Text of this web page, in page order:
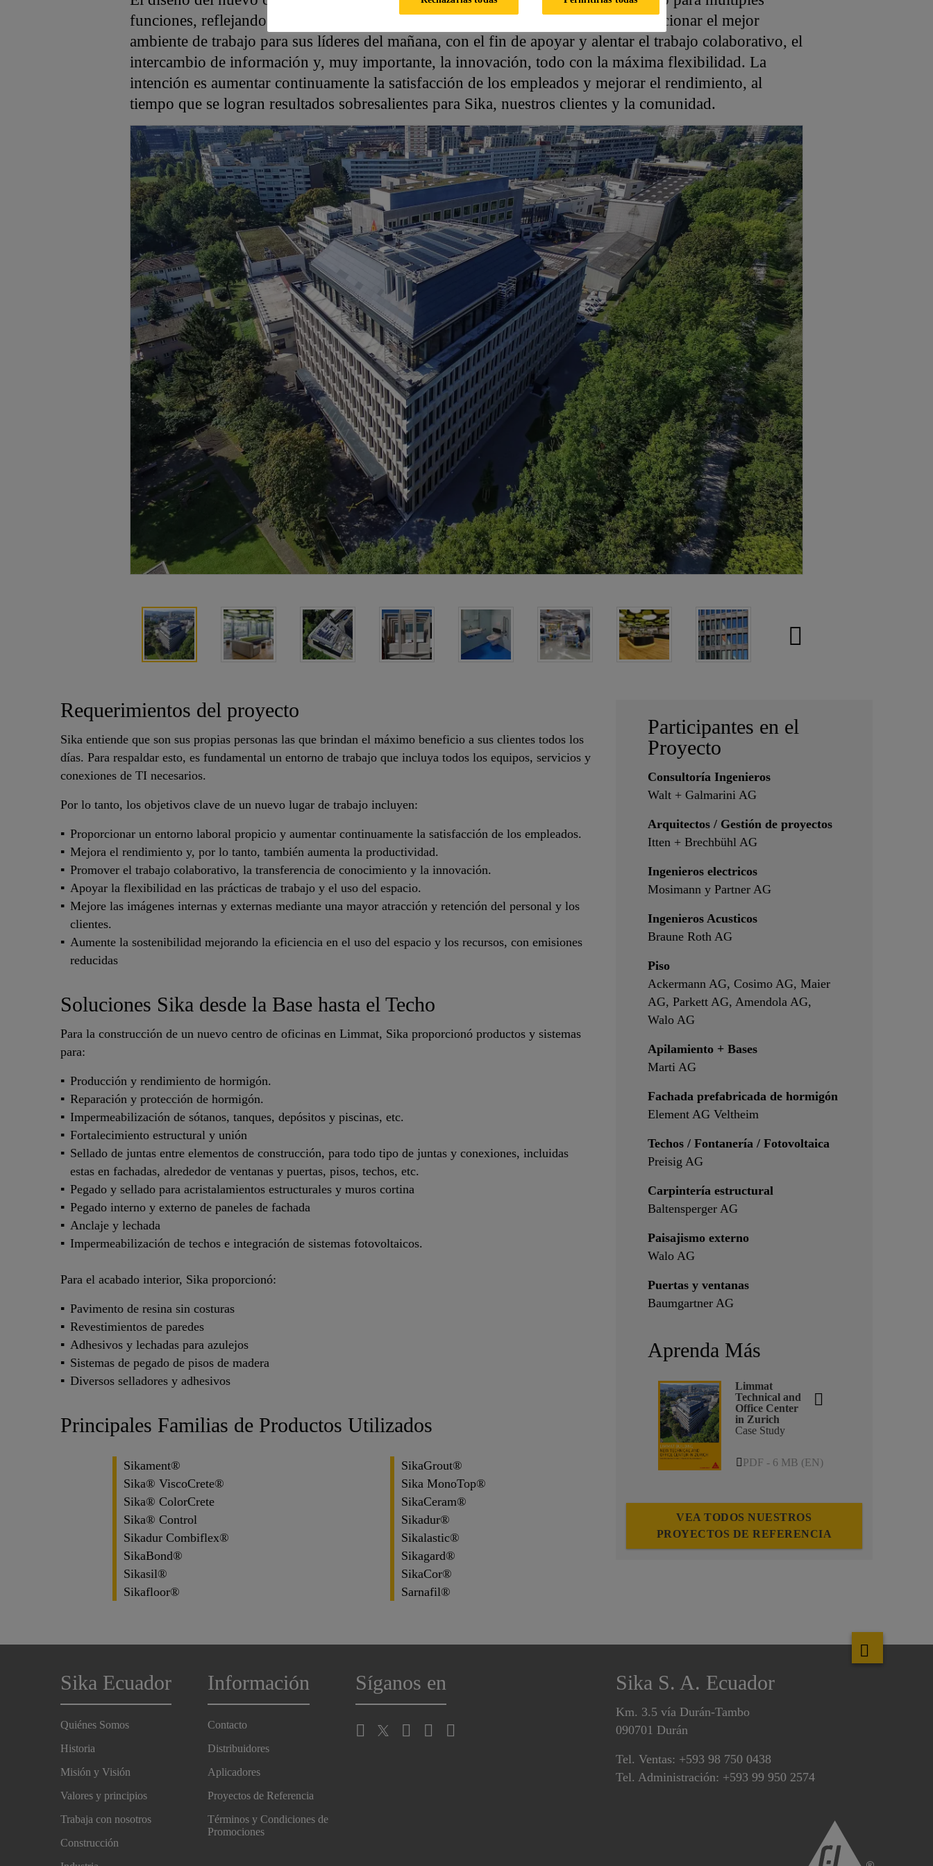
funciones, reflejando los valores y las fortalezas de la empresa. Sika quería proporcionar el mejor
ambiente de trabajo para sus líderes del mañana, con el fin de apoyar y alentar el trabajo colaborativo, el
intercambio de información y, muy importante, la innovación, todo con la máxima flexibilidad. La
intención es aumentar continuamente la satisfacción de los empleados y mejorar el rendimiento, al
tiempo que se logran resultados sobresalientes para Sika, nuestros clientes y la comunidad.
Requerimientos del proyecto
Sika entiende que son sus propias personas las que brindan el máximo beneficio a sus clientes todos los
días. Para respaldar esto, es fundamental un entorno de trabajo que incluya todos los equipos, servicios y
conexiones de TI necesarios.
Por lo tanto, los objetivos clave de un nuevo lugar de trabajo incluyen:
Proporcionar un entorno laboral propicio y aumentar continuamente la satisfacción de los empleados.
Mejora el rendimiento y, por lo tanto, también aumenta la productividad.
Promover el trabajo colaborativo, la transferencia de conocimiento y la innovación.
Apoyar la flexibilidad en las prácticas de trabajo y el uso del espacio.
Mejore las imágenes internas y externas mediante una mayor atracción y retención del personal y los
clientes.
Aumente la sostenibilidad mejorando la eficiencia en el uso del espacio y los recursos, con emisiones
reducidas
Soluciones Sika desde la Base hasta el Techo
Para la construcción de un nuevo centro de oficinas en Limmat, Sika proporcionó productos y sistemas
para:
Producción y rendimiento de hormigón.
Reparación y protección de hormigón.
Impermeabilización de sótanos, tanques, depósitos y piscinas, etc.
Fortalecimiento estructural y unión
Sellado de juntas entre elementos de construcción, para todo tipo de juntas y conexiones, incluidas
estas en fachadas, alrededor de ventanas y puertas, pisos, techos, etc.
Pegado y sellado para acristalamientos estructurales y muros cortina
Pegado interno y externo de paneles de fachada
Anclaje y lechada
Impermeabilización de techos e integración de sistemas fotovoltaicos.
Para el acabado interior, Sika proporcionó:
Pavimento de resina sin costuras
Revestimientos de paredes
Adhesivos y lechadas para azulejos
Sistemas de pegado de pisos de madera
Diversos selladores y adhesivos
Principales Familias de Productos Utilizados
Sikament®
Sika® ViscoCrete®
Sika® ColorCrete
Sika® Control
Sikadur Combiflex®
SikaBond®
Sikasil®
Sikafloor®
SikaGrout®
Sika MonoTop®
SikaCeram®
Sikadur®
Sikalastic®
Sikagard®
SikaCor®
Sarnafil®
Participantes en el
Proyecto
Consultoría Ingenieros
Walt + Galmarini AG
Arquitectos / Gestión de proyectos
Itten + Brechbühl AG
Ingenieros electricos
Mosimann y Partner AG
Ingenieros Acusticos
Braune Roth AG
Piso
Ackermann AG, Cosimo AG, Maier
AG, Parkett AG, Amendola AG,
Walo AG
Apilamiento + Bases
Marti AG
Fachada prefabricada de hormigón
Element AG Veltheim
Techos / Fontanería / Fotovoltaica
Preisig AG
Carpintería estructural
Baltensperger AG
Paisajismo externo
Walo AG
Puertas y ventanas
Baumgartner AG
Aprenda Más
Limmat
Technical and
Office Center
in Zurich
Case Study
PDF - 6 MB (EN)
VEA TODOS NUESTROS
PROYECTOS DE REFERENCIA
Sika Ecuador
Quiénes Somos
Historia
Misión y Visión
Valores y principios
Trabaja con nosotros
Construcción
Información
Contacto
Distribuidores
Aplicadores
Proyectos de Referencia
Términos y Condiciones de
Promociones
Síganos en Sika S. A. Ecuador
Km. 3.5 vía Durán-Tambo
090701 Durán
Tel. Ventas: +593 98 750 0438
Tel. Administración: +593 99 950 2574